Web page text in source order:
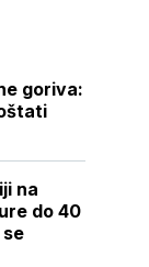
goriva:
na
do 40